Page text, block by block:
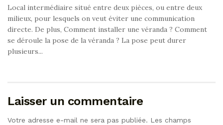
Local intermédiaire situé entre deux pièces, ou entre deux
milieux, pour lesquels on veut éviter une communication
directe. De plus, Comment installer une véranda ? Comment
se déroule la pose de la véranda ? La pose peut durer
plusieurs...
Laisser un commentaire
Votre adresse e-mail ne sera pas publiée. Les champs